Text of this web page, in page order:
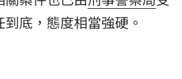
底，態度相當強硬。